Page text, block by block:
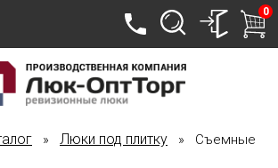
0
» Люки под плитку » Съемные